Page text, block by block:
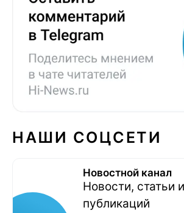
НАШИ СОЦСЕТИ
Новостной канал
Новости, статьи
публикаций